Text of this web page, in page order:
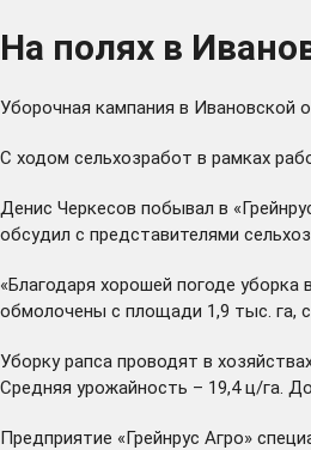
На полях в
Уборочная кампания в Ивановской
С ходом сельхозработ в рамках
Денис Черкесов побывал в
обсудил с представителями
«Благодаря хорошей погоде
обмолочены с площади 1,9 тыс. га,
Уборку рапса проводят в
Средняя урожайность – 19,4 ц/га.
Предприятие «Грейнрус Агро»